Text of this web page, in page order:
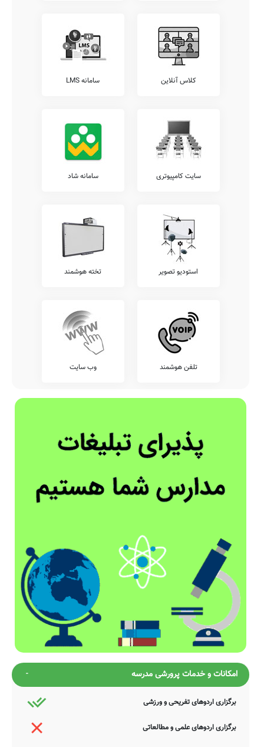
کلاس آنلاین سامانه LMS
سایت کامپیوتری سامانه شاد
استودیو تصویر تخته هوشمند
تلفن هوشمند وب سایت
امکانات و خدمات پرورشی مدرسه
برگزاری اردوهای تفریحی و ورزشی
برگزاری اردوهای علمی و مطالعاتی